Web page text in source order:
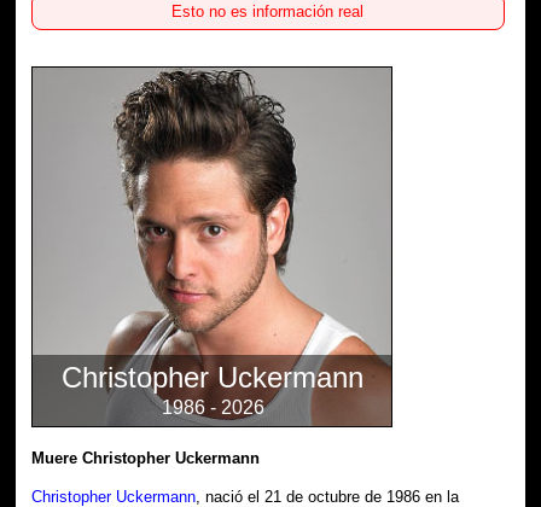
Esto no es información real
Christopher Uckermann
1986 - 2026
Muere Christopher Uckermann
Christopher Uckermann , nació el 21 de octubre de 1986 en la